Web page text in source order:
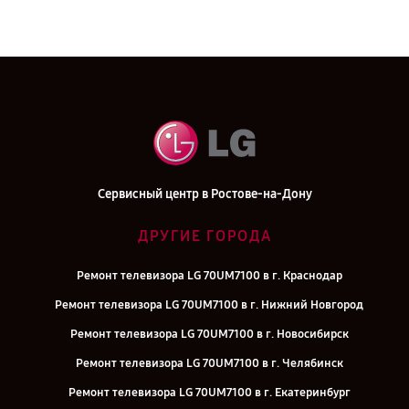
Сервисный центр в Ростове-на-Дону
ДРУГИЕ ГОРОДА
Ремонт телевизора LG 70UM7100 в г. Краснодар
Ремонт телевизора LG 70UM7100 в г. Нижний Новгород
Ремонт телевизора LG 70UM7100 в г. Новосибирск
Ремонт телевизора LG 70UM7100 в г. Челябинск
Ремонт телевизора LG 70UM7100 в г. Екатеринбург